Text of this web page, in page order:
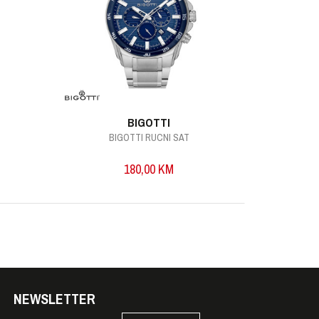
BIGOTTI
BIGOTTI RUCNI SAT
180,00 KM
NEWSLETTER